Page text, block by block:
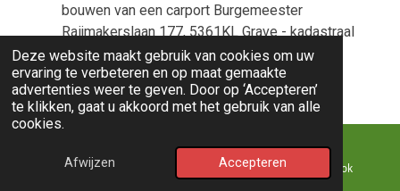
Deze website maakt gebruik van cookies om uw
ervaring te verbeteren en op maat gemaakte
advertenties weer te geven. Door op ‘Accepteren’
te klikken, gaat u akkoord met het gebruik van alle
cookies.
Afwijzen Accepteren
bouwen van een carport Burgemeester
Raijmakerslaan 177, 5361KL Grave - kadastraal
GVE00 C 1534
Aanvraag omgevingsvergunning voor het
plaatsen van een nokverhoging aan de
achterzijde van de woning Sirtemalaan 21,
Aanvraag omgevingsvergunning voor het
organiseren van het Ballonfestival Grave 2026
E-mailadres Kaart Facebook